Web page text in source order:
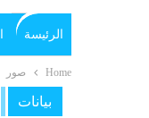
الرئيسة
Home صور
بيانات